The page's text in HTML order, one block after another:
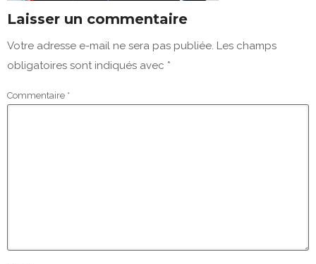
Laisser un commentaire
Votre adresse e-mail ne sera pas publiée. Les champs
obligatoires sont indiqués avec *
Commentaire *